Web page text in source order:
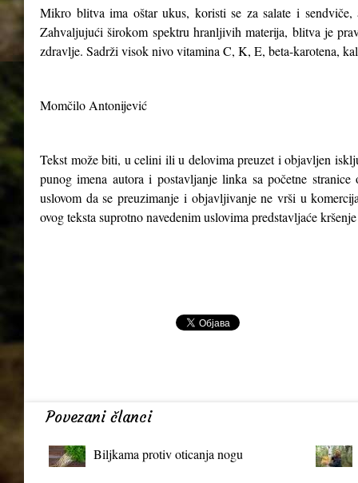
Mikro blitva ima oštar ukus, koristi se za salate i
Zahvaljujući širokom spektru hranljivih materija, blitva je
zdravlje. Sadrži visok nivo vitamina C, K, E, beta-karotena,
Momčilo Antonijević
Tekst može biti, u celini ili u delovima preuzet i objavljen
punog imena autora i postavljanje linka sa početne
uslovom da se preuzimanje i objavljivanje ne vrši u
ovog teksta suprotno navedenim uslovima predstavljaće
Povezani članci
Biljkama protiv oticanja nogu